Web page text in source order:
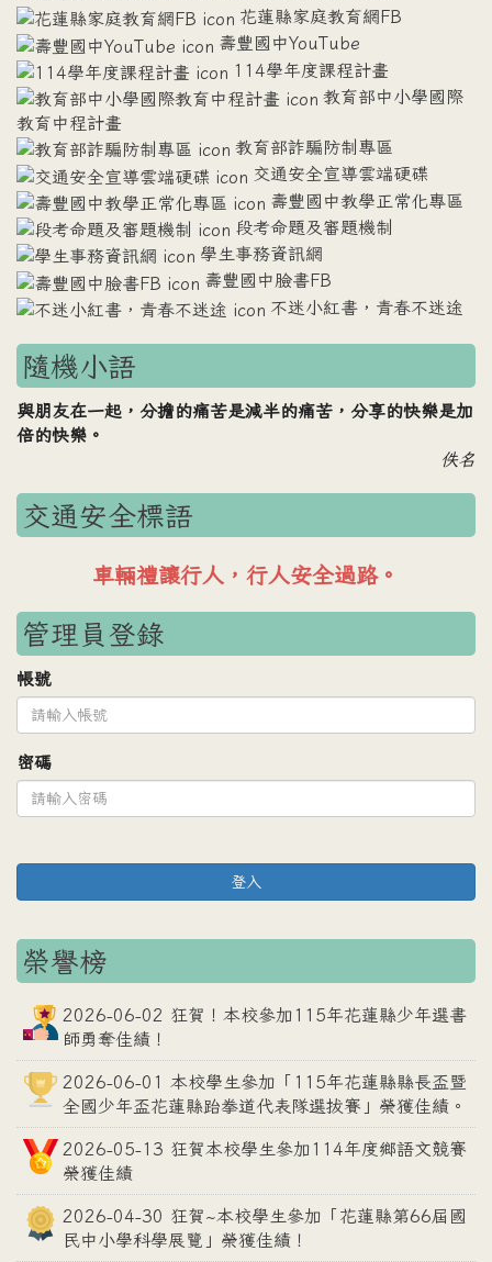
花蓮縣家庭教育網FB
壽豐國中YouTube
114學年度課程計畫
教育部中小學國際
教育中程計畫
教育部詐騙防制專區
交通安全宣導雲端硬碟
壽豐國中教學正常化專區
段考命題及審題機制
學生事務資訊網
壽豐國中臉書FB
不迷小紅書，青春不迷途
隨機小語
與朋友在一起，分擔的痛苦是減半的痛苦，分享的快樂是加
倍的快樂。
佚名
交通安全標語
車輛禮讓行人，行人安全過路。
管理員登錄
帳號
密碼
登入
榮譽榜
2026-06-02 狂賀！本校參加115年花蓮縣少年選書
師勇奪佳績！
2026-06-01 本校學生參加「115年花蓮縣縣長盃暨
全國少年盃花蓮縣跆拳道代表隊選拔賽」榮獲佳績。
2026-05-13 狂賀本校學生參加114年度鄉語文競賽
榮獲佳績
2026-04-30 狂賀~本校學生參加「花蓮縣第66屆國
民中小學科學展覽」榮獲佳績！